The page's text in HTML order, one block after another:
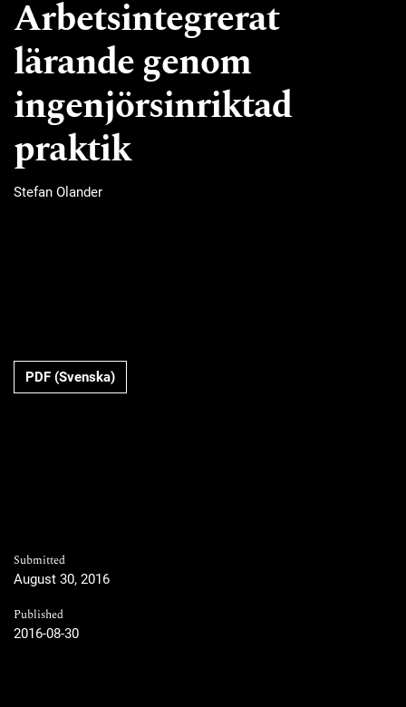
Arbetsintegrerat
lärande genom
ingenjörsinriktad
praktik
Stefan Olander
Requires Subscription
PDF (Svenska)
Submitted
August 30, 2016
Published
2016-08-30